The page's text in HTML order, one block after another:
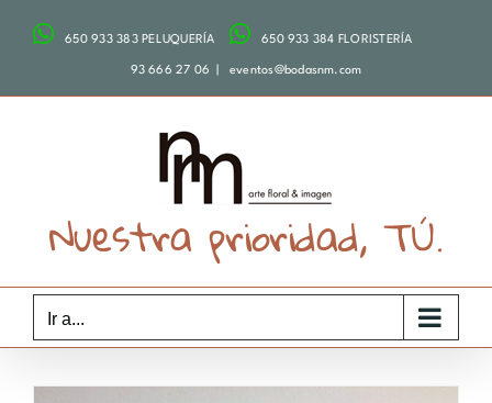
650 933 383 PELUQUERÍA 650 933 384 FLORISTERÍA
93 666 27 06 eventos@bodasnm.com
Nuestra prioridad, TÚ.
Ir a...